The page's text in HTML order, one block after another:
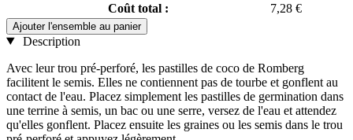
Coût total :
7,28 €
Ajouter l'ensemble au panier
Description
Avec leur trou pré-perforé, les pastilles de coco de Romberg
facilitent le semis. Elles ne contiennent pas de tourbe et gonflent au
contact de l'eau. Placez simplement les pastilles de germination dans
une terrine à semis, un bac ou une serre, versez de l'eau et attendez
qu'elles gonflent. Placez ensuite les graines ou les semis dans le trou